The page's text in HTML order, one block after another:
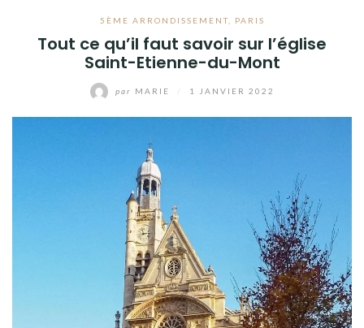
5ÈME ARRONDISSEMENT, PARIS
Tout ce qu’il faut savoir sur l’église
Saint-Etienne-du-Mont
par MARIE 1 JANVIER 2022